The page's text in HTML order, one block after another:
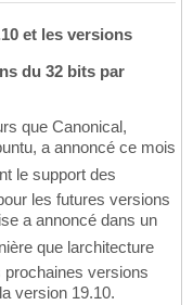
et les versions
du 32 bits par
que Canonical,
a annoncé ce mois
le support des
les futures versions
a annoncé dans un
que larchitecture
versions
version 19.10.